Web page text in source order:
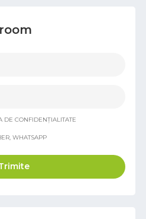
DE CONFIDENȚIALITATE
WHATSAPP